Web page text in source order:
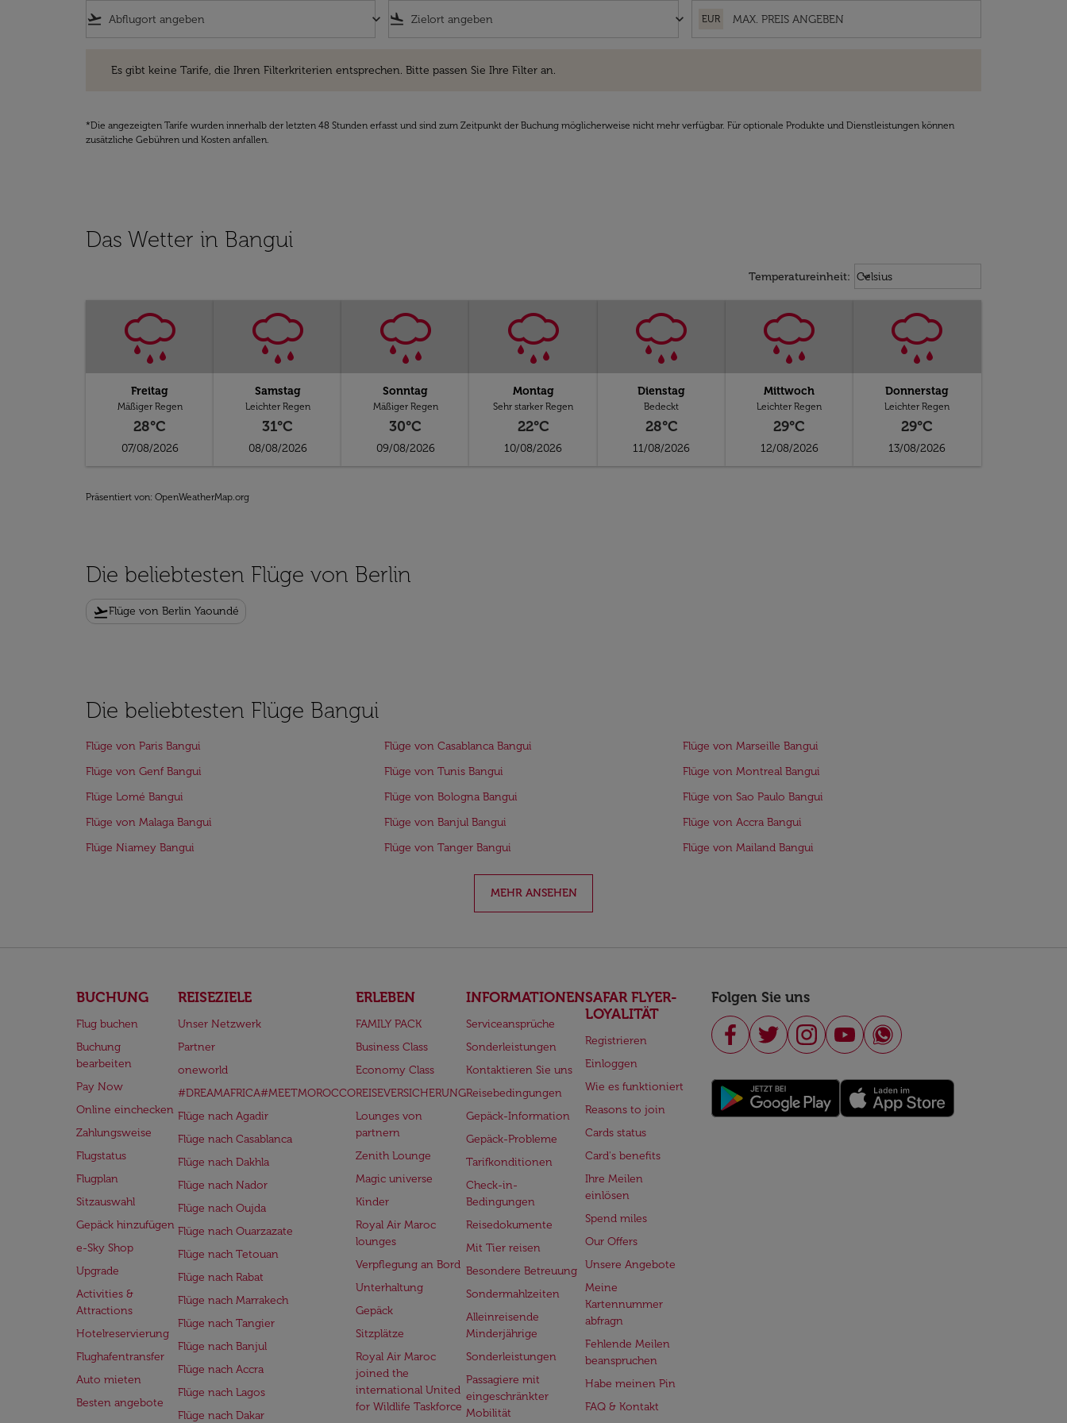
flight_takeoff keyboard_arrow_down flight_land keyboard_arrow_down EUR
Es gibt keine Tarife, die Ihren Filterkriterien entsprechen. Bitte passen Sie Ihre Filter an.
*Die angezeigten Tarife wurden innerhalb der letzten 48 Stunden erfasst und sind zum Zeitpunkt der Buchung möglicherweise nicht mehr verfügbar. Für optionale Produkte und Dienstleistungen können
zusätzliche Gebühren und Kosten anfallen.
Das Wetter in Bangui
Temperatureinheit: Weather unit option Celsius
Celsius
keyboard_arrow_down
Freitag
Mäßiger Regen
28°C
07/08/2026
Samstag
Leichter Regen
31°C
08/08/2026
Sonntag
Mäßiger Regen
30°C
09/08/2026
Montag
Sehr starker Regen
22°C
10/08/2026
Dienstag
Bedeckt
28°C
11/08/2026
Mittwoch
Leichter Regen
29°C
12/08/2026
Donnerstag
Leichter Regen
29°C
13/08/2026
Präsentiert von: OpenWeatherMap.org
Die beliebtesten Flüge von Berlin
flight_takeoffFlüge von Berlin Yaoundé
Die beliebtesten Flüge Bangui
Flüge von Paris Bangui Flüge von Casablanca Bangui
Flüge von Marseille Bangui
Flüge von Genf Bangui
Flüge von Tunis Bangui
Flüge von Montreal Bangui
Flüge Lomé Bangui
Flüge von Bologna Bangui
Flüge von Sao Paulo Bangui
Flüge von Malaga Bangui
Flüge von Banjul Bangui
Flüge von Accra Bangui
Flüge Niamey Bangui
Flüge von Tanger Bangui Flüge von Mailand Bangui
MEHR ANSEHEN
BUCHUNG
Flug buchen
Buchung
bearbeiten
Pay Now
Online einchecken
Zahlungsweise
Flugstatus
Flugplan
Sitzauswahl
Gepäck hinzufügen
e-Sky Shop
Upgrade
Activities &
Attractions
Hotelreservierung
Flughafentransfer
Auto mieten
Besten angebote
REISEZIELE
Unser Netzwerk
Partner
oneworld
#DREAMAFRICA#MEETMOROCCO
Flüge nach Agadir
Flüge nach Casablanca
Flüge nach Dakhla
Flüge nach Nador
Flüge nach Oujda
Flüge nach Ouarzazate
Flüge nach Tetouan
Flüge nach Rabat
Flüge nach Marrakech
Flüge nach Tangier
Flüge nach Banjul
Flüge nach Accra
Flüge nach Lagos
Flüge nach Dakar
ERLEBEN
FAMILY PACK
Business Class
Economy Class
REISEVERSICHERUNG
Lounges von
partnern
Zenith Lounge
Magic universe
Kinder
Royal Air Maroc
lounges
Verpflegung an Bord
Unterhaltung
Gepäck
Sitzplätze
Royal Air Maroc
joined the
international United
for Wildlife Taskforce
INFORMATIONEN
Serviceansprüche
Sonderleistungen
Kontaktieren Sie uns
Reisebedingungen
Gepäck-Information
Gepäck-Probleme
Tarifkonditionen
Check-in-
Bedingungen
Reisedokumente
Mit Tier reisen
Besondere Betreuung
Sondermahlzeiten
Alleinreisende
Minderjährige
Sonderleistungen
Passagiere mit
eingeschränkter
Mobilität
SAFAR FLYER-
LOYALITÄT
Registrieren
Einloggen
Wie es funktioniert
Reasons to join
Cards status
Card's benefits
Ihre Meilen
einlösen
Spend miles
Our Offers
Unsere Angebote
Meine
Kartennummer
abfragn
Fehlende Meilen
beanspruchen
Habe meinen Pin
FAQ & Kontakt
Folgen Sie uns